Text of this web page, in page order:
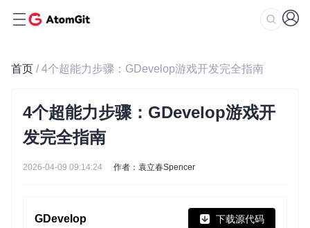
首页 / 4个超能力步骤：GDevelop游戏开发完全指南
4个超能力步骤：GDevelop游戏开
发完全指南
2026-04-09 09:14:24 作者：袁立春Spencer
GDevelop 下载源代码